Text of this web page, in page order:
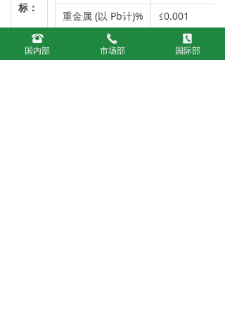
标：
重金属 (以 Pb计)%
≤0.001
氟化物 (以 F计)%
≤0.001
뀰
国内部
끅
市场部
끐
国际部